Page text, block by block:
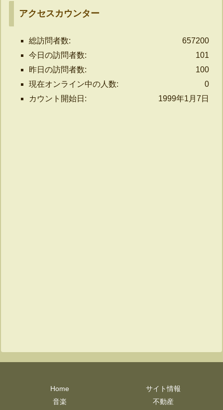
アクセスカウンター
657200
総訪問者数:
101
今日の訪問者数:
100
昨日の訪問者数:
0
現在オンライン中の人数:
1999年1月7日
カウント開始日:
Home
サイト情報
音楽
不動産